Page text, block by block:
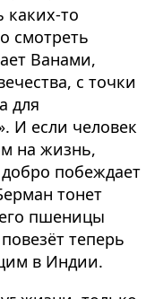
каких-то
смотреть
Ванами,
с точки
для
И если человек
на жизнь,
побеждает
тонет
пшеницы
теперь
в Индии.